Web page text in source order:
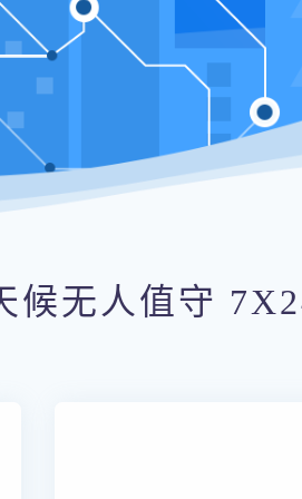
候无人值守